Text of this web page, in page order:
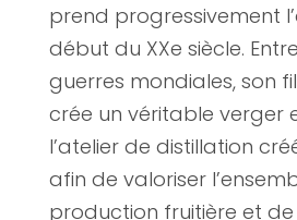
prend progressivement
début du XXe siècle.
guerres mondiales, son
crée un véritable verger
l’atelier de distillation
afin de valoriser
production fruitière et